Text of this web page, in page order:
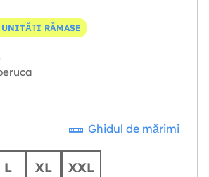
UNITĂȚI RĂMASE
Ghidul de mărimi
L XL XXL